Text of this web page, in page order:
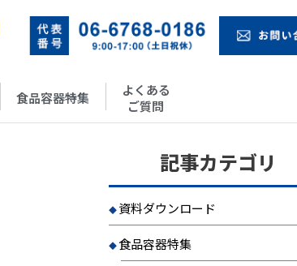
食品容器特集
よくある
ご質問
記事カテゴリ
資料ダウンロード
食品容器特集